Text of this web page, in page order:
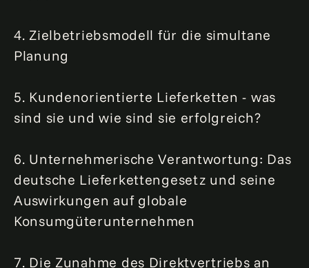
4. Zielbetriebsmodell für die simultane
Planung
5. Kundenorientierte Lieferketten - was
sind sie und wie sind sie erfolgreich?
6. Unternehmerische Verantwortung: Das
deutsche Lieferkettengesetz und seine
Auswirkungen auf globale
Konsumgüterunternehmen
7. Die Zunahme des Direktvertriebs an